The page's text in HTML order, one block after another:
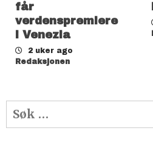
får
verdenspremiere
i Venezia
2 uker ago
Redaksjonen
Søk
etter: